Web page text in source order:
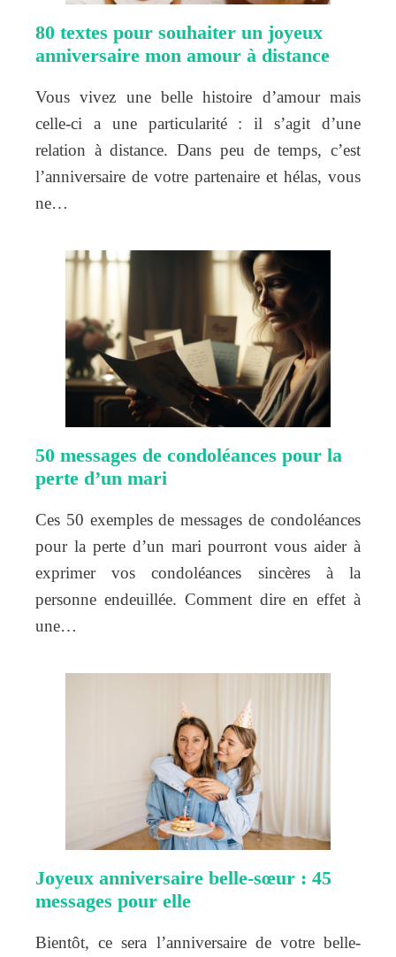
80 textes pour souhaiter un joyeux
anniversaire mon amour à distance
Vous vivez une belle histoire d’amour mais
celle-ci a une particularité : il s’agit d’une
relation à distance. Dans peu de temps, c’est
l’anniversaire de votre partenaire et hélas, vous
ne…
50 messages de condoléances pour la
perte d’un mari
Ces 50 exemples de messages de condoléances
pour la perte d’un mari pourront vous aider à
exprimer vos condoléances sincères à la
personne endeuillée. Comment dire en effet à
une…
Joyeux anniversaire belle-sœur : 45
messages pour elle
Bientôt, ce sera l’anniversaire de votre belle-